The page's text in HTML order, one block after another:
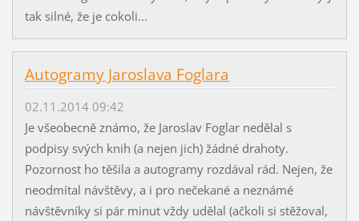
tak silné, že je cokoli...
Autogramy Jaroslava Foglara
02.11.2014 09:42
Je všeobecně známo, že Jaroslav Foglar nedělal s
podpisy svých knih (a nejen jich) žádné drahoty.
Pozornost ho těšila a autogramy rozdával rád. Nejen, že
neodmítal návštěvy, a i pro nečekané a neznámé
návštěvníky si pár minut vždy udělal (ačkoli si stěžoval,